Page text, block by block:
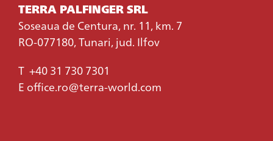
TERRA PALFINGER SRL
Soseaua de Centura, nr. 11, km. 7
RO-077180, Tunari, jud. Ilfov
T +40 31 730 7301
E office.ro@terra-world.com